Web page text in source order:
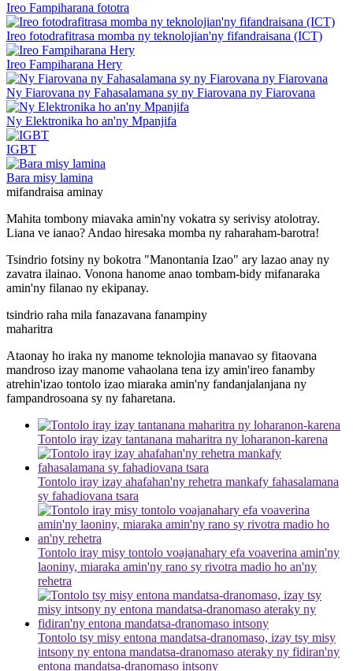
Ireo Fampiharana fototra
Ireo fotodrafitrasa momba ny teknolojian'ny fifandraisana (ICT)
Ireo Fampiharana Hery
Ny Fiarovana ny Fahasalamana sy ny Fiarovana ny Fiarovana
Ny Elektronika ho an'ny Mpanjifa
IGBT
Bara misy lamina
mifandraisa aminay
Mahita tombony miavaka amin'ny vokatra sy serivisy atolotray.
Liana ve ianao? Andao hiresaka momba ny raharaham-barotra!
Tsindrio fotsiny ny bokotra "Manontania Izao" ary lazao anay ny
zavatra ilainao. Vonona hanome anao tombam-bidy mifanaraka
amin'ny filanao ny ekipanay.
tsindrio raha mila fanazavana fanampiny
maharitra
Ataonay ho iraka ny manome teknolojia manavao sy fitaovana
mandroso izay manome vahaolana tena izy amin'ireo fanamby
atrehin'izao tontolo izao miaraka amin'ny fandanjalanjana ny
fampandrosoana sy ny faharetana.
Tontolo iray izay tantanana maharitra ny loharanon-karena
Tontolo iray izay ahafahan'ny rehetra mankafy fahasalamana
sy fahadiovana tsara
Tontolo iray misy tontolo voajanahary efa voaverina amin'ny
laoniny, miaraka amin'ny rano sy rivotra madio ho an'ny
rehetra
Tontolo tsy misy entona mandatsa-dranomaso, izay tsy misy
intsony ny entona mandatsa-dranomaso ateraky ny fidiran'ny
entona mandatsa-dranomaso intsony